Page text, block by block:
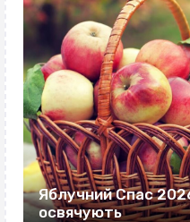
Яблучний Спас
освячують